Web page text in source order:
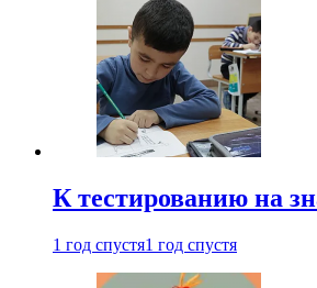
К тестированию на
1 год спустя1 год спустя